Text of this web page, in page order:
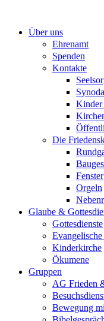
springenÜber uns
Ehrenamt
Spenden
Kontakte
Kinder
Die
Fenster
Orgeln
Glaube &
Gottesdienste
Evangelische
Kinderkirche
Ökumene
Gruppen
AG Frieden
Bewegung